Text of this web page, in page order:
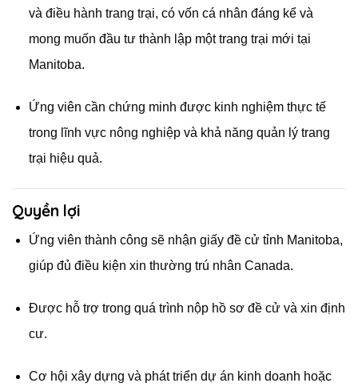
và điều hành trang trại, có vốn cá nhân đáng kể và
mong muốn đầu tư thành lập một trang trại mới tại
Manitoba.
Ứng viên cần chứng minh được kinh nghiệm thực tế
trong lĩnh vực nông nghiệp và khả năng quản lý trang
trại hiệu quả.
Quyền lợi
Ứng viên thành công sẽ nhận giấy đề cử tỉnh Manitoba,
giúp đủ điều kiện xin thường trú nhân Canada.
Được hỗ trợ trong quá trình nộp hồ sơ đề cử và xin định
cư.
Cơ hội xây dựng và phát triển dự án kinh doanh hoặc